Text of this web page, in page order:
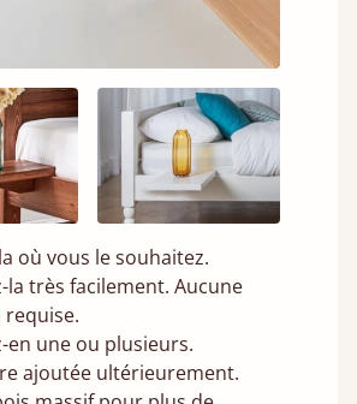
où vous le souhaitez.
la très facilement. Aucune
en une ou plusieurs.
ajoutée ultérieurement.